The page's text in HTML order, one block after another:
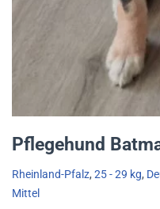
Pflegehund
Rheinland-Pfalz, 25 - 29 kg,
Mittel